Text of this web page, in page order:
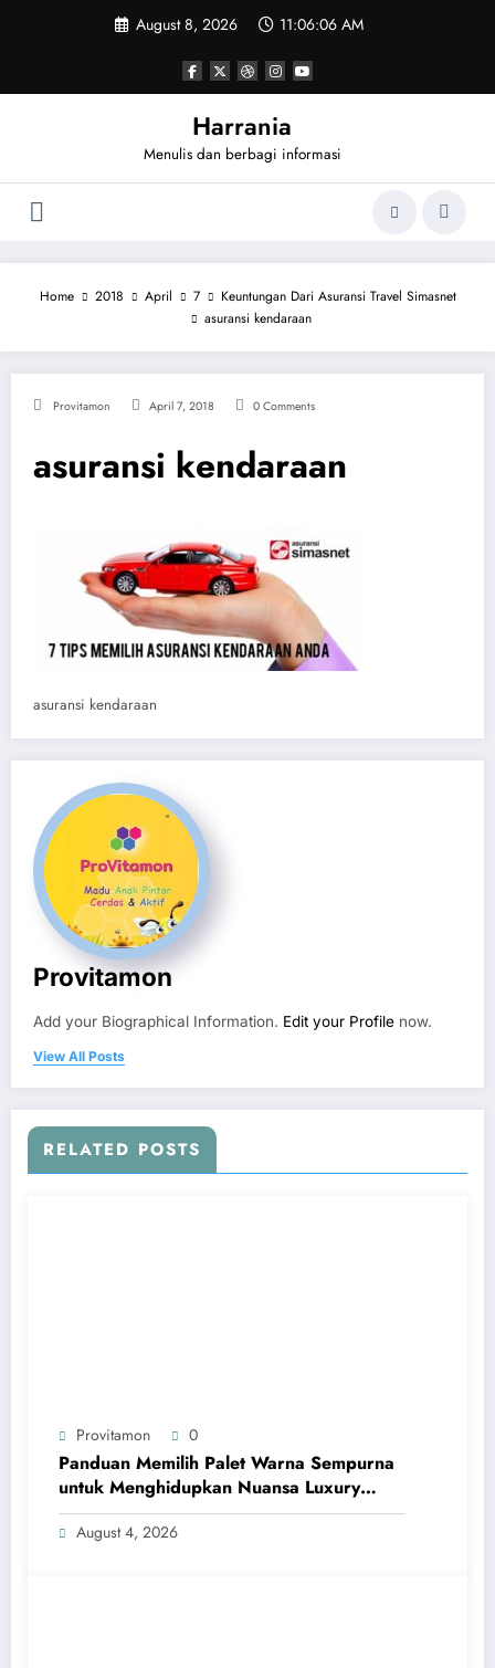
August 8, 2026 11:06:06 AM
Harrania
Menulis dan berbagi informasi
Home 2018 April 7
Keuntungan Dari Asuransi Travel Simasnet
asuransi kendaraan
Provitamon April 7, 2018 0 Comments
asuransi kendaraan
asuransi kendaraan
Provitamon
Add your Biographical Information. Edit your Profile now.
View All Posts
RELATED POSTS
Provitamon 0
Panduan Memilih Palet Warna Sempurna
untuk Menghidupkan Nuansa Luxury
Bathrooms
August 4, 2026